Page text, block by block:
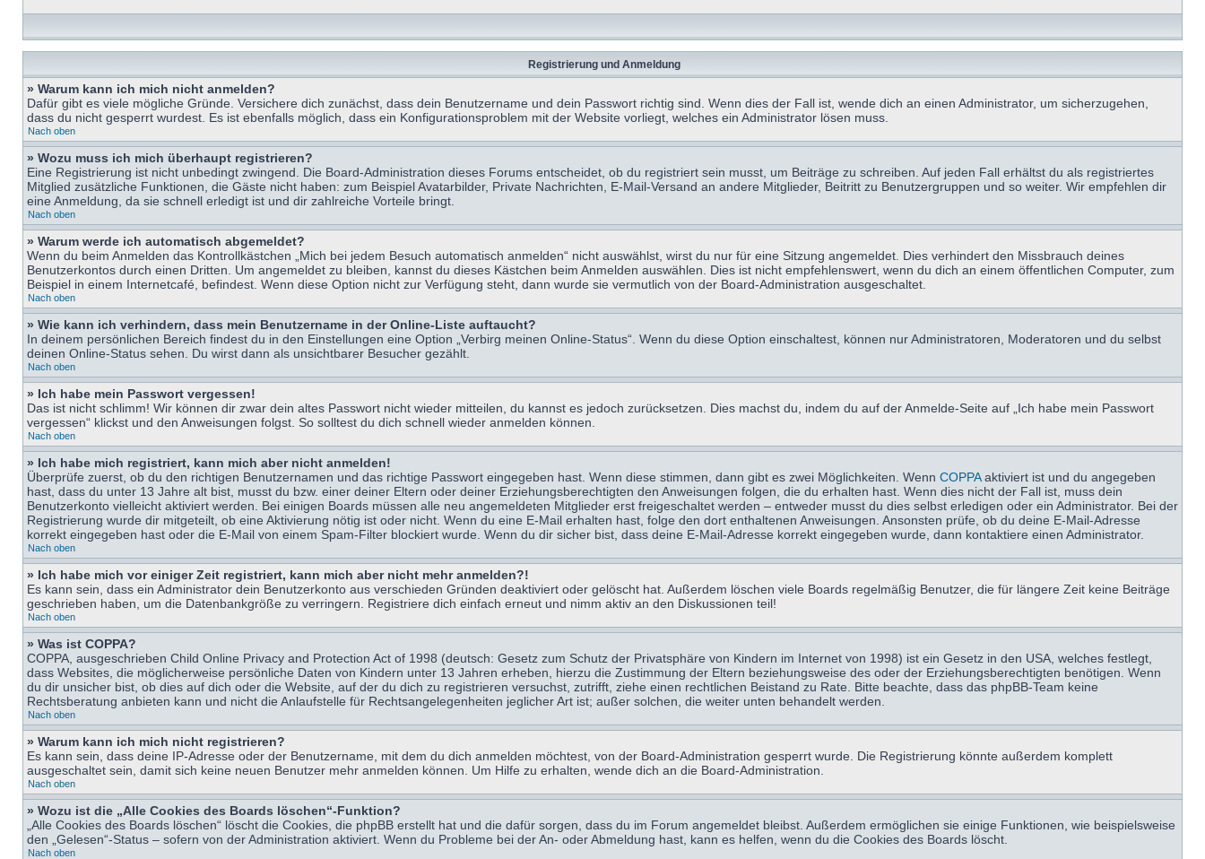
Registrierung und Anmeldung
» Warum kann ich mich nicht anmelden?
Dafür gibt es viele mögliche Gründe. Versichere dich zunächst, dass dein Benutzername und dein Passwort richtig sind. Wenn dies der Fall ist, wende dich an einen Administrator, um sicherzugehen,
dass du nicht gesperrt wurdest. Es ist ebenfalls möglich, dass ein Konfigurationsproblem mit der Website vorliegt, welches ein Administrator lösen muss.
Nach oben
» Wozu muss ich mich überhaupt registrieren?
Eine Registrierung ist nicht unbedingt zwingend. Die Board-Administration dieses Forums entscheidet, ob du registriert sein musst, um Beiträge zu schreiben. Auf jeden Fall erhältst du als registriertes
Mitglied zusätzliche Funktionen, die Gäste nicht haben: zum Beispiel Avatarbilder, Private Nachrichten, E-Mail-Versand an andere Mitglieder, Beitritt zu Benutzergruppen und so weiter. Wir empfehlen dir
eine Anmeldung, da sie schnell erledigt ist und dir zahlreiche Vorteile bringt.
Nach oben
» Warum werde ich automatisch abgemeldet?
Wenn du beim Anmelden das Kontrollkästchen „Mich bei jedem Besuch automatisch anmelden“ nicht auswählst, wirst du nur für eine Sitzung angemeldet. Dies verhindert den Missbrauch deines
Benutzerkontos durch einen Dritten. Um angemeldet zu bleiben, kannst du dieses Kästchen beim Anmelden auswählen. Dies ist nicht empfehlenswert, wenn du dich an einem öffentlichen Computer, zum
Beispiel in einem Internetcafé, befindest. Wenn diese Option nicht zur Verfügung steht, dann wurde sie vermutlich von der Board-Administration ausgeschaltet.
Nach oben
» Wie kann ich verhindern, dass mein Benutzername in der Online-Liste auftaucht?
In deinem persönlichen Bereich findest du in den Einstellungen eine Option „Verbirg meinen Online-Status“. Wenn du diese Option einschaltest, können nur Administratoren, Moderatoren und du selbst
deinen Online-Status sehen. Du wirst dann als unsichtbarer Besucher gezählt.
Nach oben
» Ich habe mein Passwort vergessen!
Das ist nicht schlimm! Wir können dir zwar dein altes Passwort nicht wieder mitteilen, du kannst es jedoch zurücksetzen. Dies machst du, indem du auf der Anmelde-Seite auf „Ich habe mein Passwort
vergessen“ klickst und den Anweisungen folgst. So solltest du dich schnell wieder anmelden können.
Nach oben
» Ich habe mich registriert, kann mich aber nicht anmelden!
Überprüfe zuerst, ob du den richtigen Benutzernamen und das richtige Passwort eingegeben hast. Wenn diese stimmen, dann gibt es zwei Möglichkeiten. Wenn COPPAaktiviert ist und du angegeben
hast, dass du unter 13 Jahre alt bist, musst du bzw. einer deiner Eltern oder deiner Erziehungsberechtigten den Anweisungen folgen, die du erhalten hast. Wenn dies nicht der Fall ist, muss dein
Benutzerkonto vielleicht aktiviert werden. Bei einigen Boards müssen alle neu angemeldeten Mitglieder erst freigeschaltet werden – entweder musst du dies selbst erledigen oder ein Administrator. Bei der
Registrierung wurde dir mitgeteilt, ob eine Aktivierung nötig ist oder nicht. Wenn du eine E-Mail erhalten hast, folge den dort enthaltenen Anweisungen. Ansonsten prüfe, ob du deine E-Mail-Adresse
korrekt eingegeben hast oder die E-Mail von einem Spam-Filter blockiert wurde. Wenn du dir sicher bist, dass deine E-Mail-Adresse korrekt eingegeben wurde, dann kontaktiere einen Administrator.
Nach oben
» Ich habe mich vor einiger Zeit registriert, kann mich aber nicht mehr anmelden?!
Es kann sein, dass ein Administrator dein Benutzerkonto aus verschieden Gründen deaktiviert oder gelöscht hat. Außerdem löschen viele Boards regelmäßig Benutzer, die für längere Zeit keine Beiträge
geschrieben haben, um die Datenbankgröße zu verringern. Registriere dich einfach erneut und nimm aktiv an den Diskussionen teil!
Nach oben
» Was ist COPPA?
COPPA, ausgeschrieben Child Online Privacy and Protection Act of 1998 (deutsch: Gesetz zum Schutz der Privatsphäre von Kindern im Internet von 1998) ist ein Gesetz in den USA, welches festlegt,
dass Websites, die möglicherweise persönliche Daten von Kindern unter 13 Jahren erheben, hierzu die Zustimmung der Eltern beziehungsweise des oder der Erziehungsberechtigten benötigen. Wenn
du dir unsicher bist, ob dies auf dich oder die Website, auf der du dich zu registrieren versuchst, zutrifft, ziehe einen rechtlichen Beistand zu Rate. Bitte beachte, dass das phpBB-Team keine
Rechtsberatung anbieten kann und nicht die Anlaufstelle für Rechtsangelegenheiten jeglicher Art ist; außer solchen, die weiter unten behandelt werden.
Nach oben
» Warum kann ich mich nicht registrieren?
Es kann sein, dass deine IP-Adresse oder der Benutzername, mit dem du dich anmelden möchtest, von der Board-Administration gesperrt wurde. Die Registrierung könnte außerdem komplett
ausgeschaltet sein, damit sich keine neuen Benutzer mehr anmelden können. Um Hilfe zu erhalten, wende dich an die Board-Administration.
Nach oben
» Wozu ist die „Alle Cookies des Boards löschen“-Funktion?
„Alle Cookies des Boards löschen“ löscht die Cookies, die phpBB erstellt hat und die dafür sorgen, dass du im Forum angemeldet bleibst. Außerdem ermöglichen sie einige Funktionen, wie beispielsweise
den „Gelesen“-Status – sofern von der Administration aktiviert. Wenn du Probleme bei der An- oder Abmeldung hast, kann es helfen, wenn du die Cookies des Boards löscht.
Nach oben